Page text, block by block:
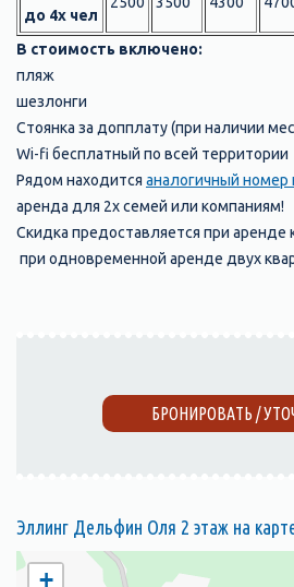
до 4х чел
В стоимость включено:
пляж
шезлонги
Стоянка за допплату (при наличии
Wi-fi бесплатный по всей территории
Рядом находится аналогичный номер
аренда для 2х семей или компаниям!
Скидка предоставляется при аренде
при одновременной аренде двух
БРОНИРОВАТЬ /
Эллинг Дельфин Оля 2 этаж на
+